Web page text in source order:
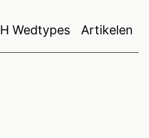
H Wedtypes Artikelen